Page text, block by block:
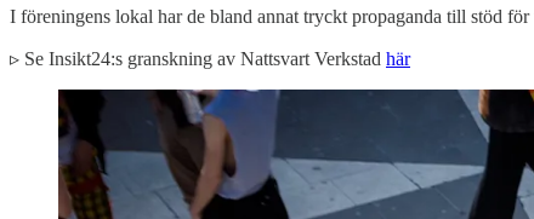
I föreningens lokal har de bland annat tryckt propaganda till stöd
▹ Se Insikt24:s granskning av Nattsvart Verkstad här